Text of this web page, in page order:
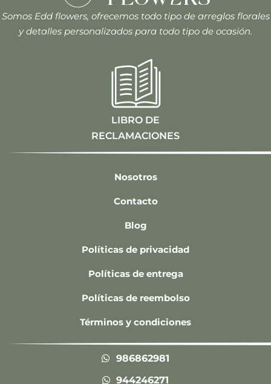
Somos Edd flowers, ofrecemos todo tipo de arreglos florales
y detalles personalizados para todo tipo de ocasión.
LIBRO DE
RECLAMACIONES
Nosotros
Contacto
Blog
Políticas de privacidad
Políticas de entrega
Políticas de reembolso
Términos y condiciones
986862981
944246271